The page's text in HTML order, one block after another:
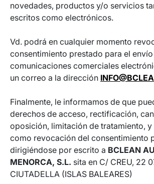
novedades, productos y/o servicios
escritos como electrónicos.
Vd. podrá en cualquier momento
consentimiento prestado para el
comunicaciones comerciales
un correo a la dirección
Finalmente, le informamos de que
derechos de acceso, rectificación,
oposición, limitación de tratamiento,
como revocación del consentimiento
dirigiéndose por escrito a BCLEAN
MENORCA, S.L. sita en C/ CREU, 22
CIUTADELLA (ISLAS BALEARES)